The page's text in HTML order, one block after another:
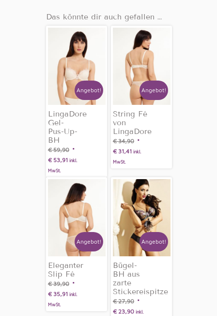
Das könnte dir auch gefallen …
LingaDore
Gel-
Pus-Up-
BH
€59,90
€53,91 inkl.
MwSt.
Angebot!
String Fé
von
LingaDore
€34,90
€31,41 inkl.
MwSt.
Angebot!
Eleganter
Slip Fé
€39,90
€35,91 inkl.
MwSt.
Angebot!
Bügel-
BH aus
zarte
Stickereispitze
€27,90
€23,90 inkl.
Angebot!